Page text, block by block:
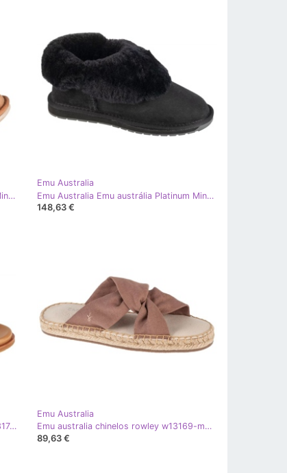
Emu Australia Emu Austrália Platinum Mintaro WP11850-CHES marrom
Emu Australia
Emu Australia Emu austrália Platinum Mintaro WP11850-BLAK Shoes preto
148,63 €
Emu Australia EMU Austrália Bondi W13174-COCT FLAPS branco
Emu Australia
Emu australia chinelos rowley w13169-mosk marrom
89,63 €